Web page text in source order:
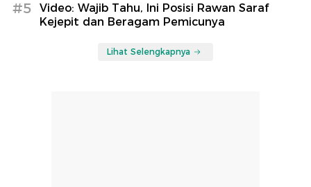
#5
Video: Wajib Tahu, Ini Posisi Rawan Saraf
Kejepit dan Beragam Pemicunya
Lihat Selengkapnya